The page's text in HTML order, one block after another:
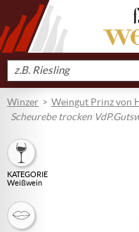
Produkt
suchen
Winzer
Weingut Prinz von
Scheurebe trocken
KATEGORIE
Weißwein